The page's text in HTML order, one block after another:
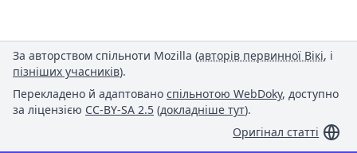
За авторством спільноти Mozilla (авторів первинної Вікі, і
пізніших учасників).
Перекладено й адаптовано спільнотою WebDoky, доступно
за ліцензією CC-BY-SA 2.5 (докладніше тут).
Оригінал статті